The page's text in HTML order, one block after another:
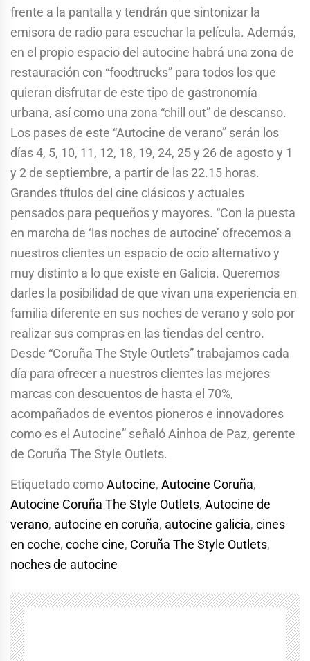
frente a la pantalla y tendrán que sintonizar la
emisora de radio para escuchar la película. Además,
en el propio espacio del autocine habrá una zona de
restauración con “foodtrucks” para todos los que
quieran disfrutar de este tipo de gastronomía
urbana, así como una zona “chill out” de descanso.
Los pases de este “Autocine de verano” serán los
días 4, 5, 10, 11, 12, 18, 19, 24, 25 y 26 de agosto y 1
y 2 de septiembre, a partir de las 22.15 horas.
Grandes títulos del cine clásicos y actuales
pensados para pequeños y mayores. “Con la puesta
en marcha de ‘las noches de autocine’ ofrecemos a
nuestros clientes un espacio de ocio alternativo y
muy distinto a lo que existe en Galicia. Queremos
darles la posibilidad de que vivan una experiencia en
familia diferente en sus noches de verano y solo por
realizar sus compras en las tiendas del centro.
Desde “Coruña The Style Outlets” trabajamos cada
día para ofrecer a nuestros clientes las mejores
marcas con descuentos de hasta el 70%,
acompañados de eventos pioneros e innovadores
como es el Autocine” señaló Ainhoa de Paz, gerente
de Coruña The Style Outlets.
Etiquetado comoAutocine, Autocine Coruña,
Autocine Coruña The Style Outlets, Autocine de
verano, autocine en coruña, autocine galicia, cines
en coche, coche cine, Coruña The Style Outlets,
noches de autocine